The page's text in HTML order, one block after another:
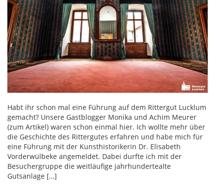
Habt ihr schon mal eine Führung auf dem Rittergut Lucklum
gemacht? Unsere Gastblogger Monika und Achim Meurer
(zum Artikel) waren schon einmal hier. Ich wollte mehr über
die Geschichte des Rittergutes erfahren und habe mich für
eine Führung mit der Kunsthistorikerin Dr. Elisabeth
Vorderwülbeke angemeldet. Dabei durfte ich mit der
Besuchergruppe die weitläufige jahrhundertealte
Gutsanlage […]